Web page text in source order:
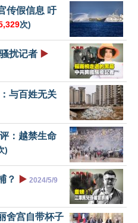
传假信息 吁
次)
扰记者 ▶️
与百姓无关
：越禁生命
)
？ ▶️ 2024/5/9
舍宫自带杯子